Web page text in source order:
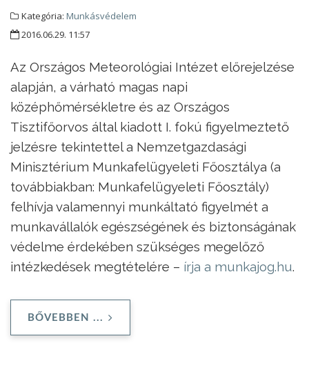
Kategória: Munkásvédelem
2016.06.29. 11:57
Az Országos Meteorológiai Intézet előrejelzése
alapján, a várható magas napi
középhőmérsékletre és az Országos
Tisztifőorvos által kiadott I. fokú figyelmeztető
jelzésre tekintettel a Nemzetgazdasági
Minisztérium Munkafelügyeleti Főosztálya (a
továbbiakban: Munkafelügyeleti Főosztály)
felhívja valamennyi munkáltató figyelmét a
munkavállalók egészségének és biztonságának
védelme érdekében szükséges megelőző
intézkedések megtételére – írja a munkajog.hu.
BŐVEBBEN ...